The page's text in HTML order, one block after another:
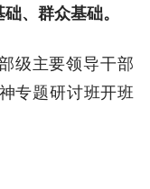
、群众基础。
级主要领导干部
专题研讨班开班